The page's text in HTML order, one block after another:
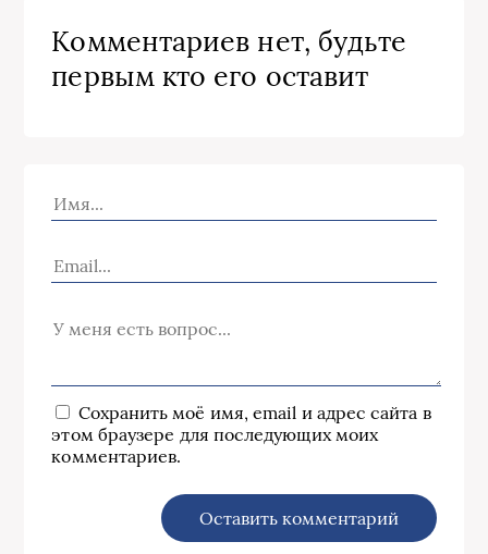
Комментариев нет, будьте
первым кто его оставит
Сохранить моё имя, email и адрес сайта в
этом браузере для последующих моих
комментариев.